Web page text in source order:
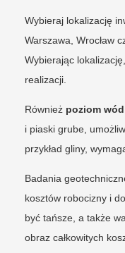
Wybieraj lokalizację
Warszawa, Wrocław
Wybierając
realizacji.
Również poziom
i piaski grube,
przykład gliny,
Badania
kosztów robocizny i
być tańsze, a także
obraz całkowitych